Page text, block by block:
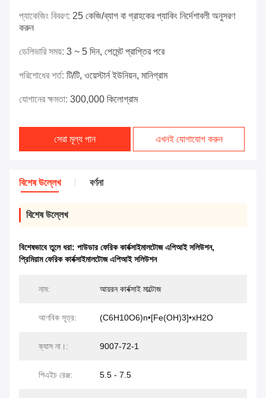
প্যাকেজিং বিবরণ: 25 কেজি/ব্যাগ বা গ্রাহকের প্যাকিং নির্দেশাবলী অনুসরণ
করুন
ডেলিভারি সময়: 3 ~ 5 দিন, পেমেন্ট প্রাপ্তির পরে
পরিশোধের শর্ত: টি/টি, ওয়েস্টার্ন ইউনিয়ন, মানিগ্রাম
যোগানের ক্ষমতা: 300,000 কিলোগ্রাম
সেরা মূল্য পান এখনই যোগাযোগ করুন
বিশেষ উল্লেখ বর্ণনা
বিশেষ উল্লেখ
বিশেষভাবে তুলে ধরা: পাউডার ফেরিক কার্বক্সাইমালটোজ এপিআই সলিউশন,
প্রিমিয়াম ফেরিক কার্বক্সাইমালটোজ এপিআই সলিউশন
নাম: আয়রন কার্বক্সাই মাল্টোজ
আণবিক সূত্র: (C6H10O6)n•[Fe(OH)3]•xH2O
ক্যাস না।: 9007-72-1
পিএইচ রেঞ্জ: 5.5 - 7.5